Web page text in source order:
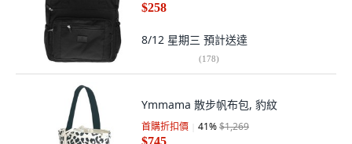
$258
8/12 星期三 預計送達
(178)
Ymmama 散步帆布包, 豹紋
首購折扣價 41%$1,269
$745